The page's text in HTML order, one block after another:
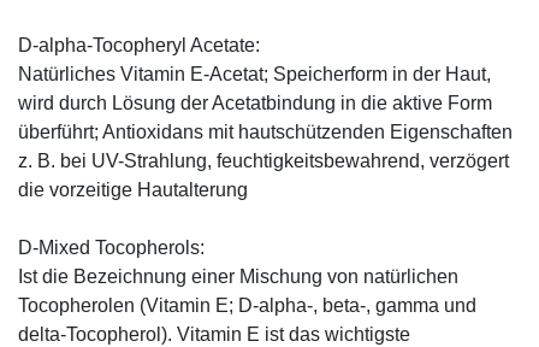
D-alpha-Tocopheryl Acetate:
Natürliches Vitamin E-Acetat; Speicherform in der Haut,
wird durch Lösung der Acetatbindung in die aktive Form
überführt; Antioxidans mit hautschützenden Eigenschaften
z. B. bei UV-Strahlung, feuchtigkeitsbewahrend, verzögert
die vorzeitige Hautalterung
D-Mixed Tocopherols:
Ist die Bezeichnung einer Mischung von natürlichen
Tocopherolen (Vitamin E; D-alpha-, beta-, gamma und
delta-Tocopherol). Vitamin E ist das wichtigste